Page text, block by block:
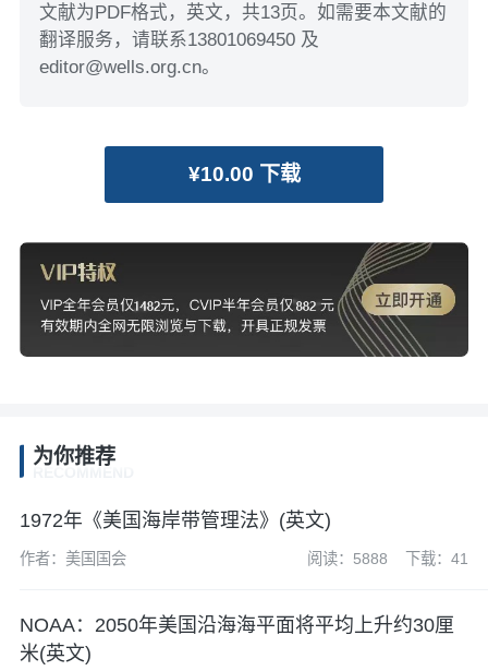
文献为PDF格式，英文，共13页。如需要本文献的
翻译服务，请联系13801069450 及
editor@wells.org.cn。
¥10.00 下载
为你推荐
1972年《美国海岸带管理法》(英文)
作者：美国国会 阅读：5888 下载：41
NOAA：2050年美国沿海海平面将平均上升约30厘
米(英文)